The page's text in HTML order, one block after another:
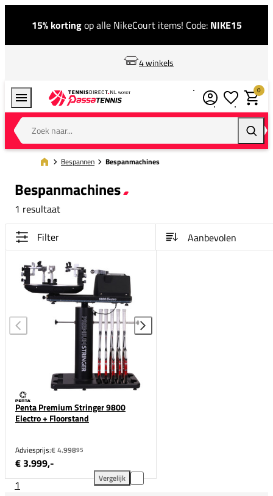
15% kortingop alle NikeCourt items! Code: NIKE15
4 winkels
Zoek naar...
0
Bespannen Bespanmachines
Bespanmachines
1 resultaat
Filter
Penta Premium Stringer 9800
Electro + Floorstand
Adviesprijs:€ 4.99895
€ 3.999,-
Vergelijk
Penta Premium Stringer 9800 Electro +
1